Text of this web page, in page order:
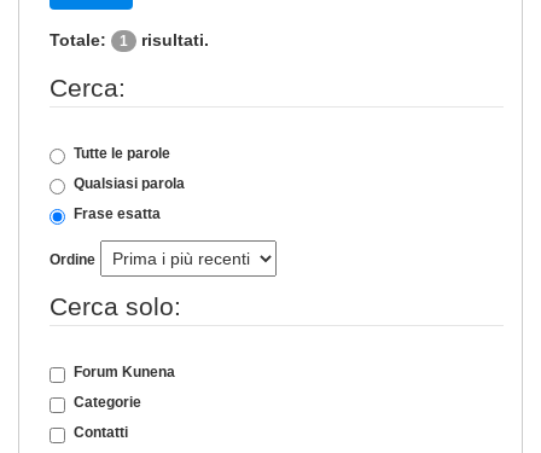
Totale: 1 risultati.
Cerca:
Tutte le parole
Qualsiasi parola
Frase esatta
Ordine
Cerca solo:
Forum Kunena
Categorie
Contatti